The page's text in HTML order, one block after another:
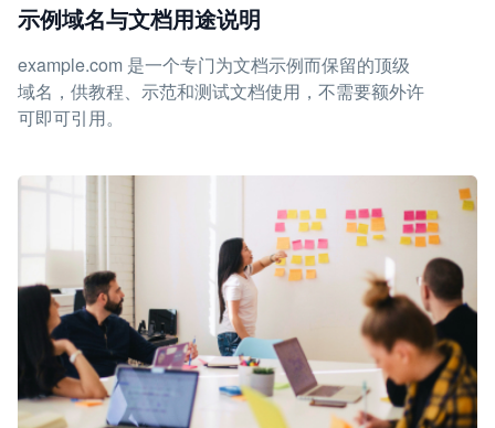
示例域名与文档用途说明
example.com 是一个专门为文档示例而保留的顶级
域名，供教程、示范和测试文档使用，不需要额外许
可即可引用。